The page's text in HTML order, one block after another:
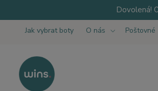
Dovolená!
Jak vybrat boty O nás Poštovné